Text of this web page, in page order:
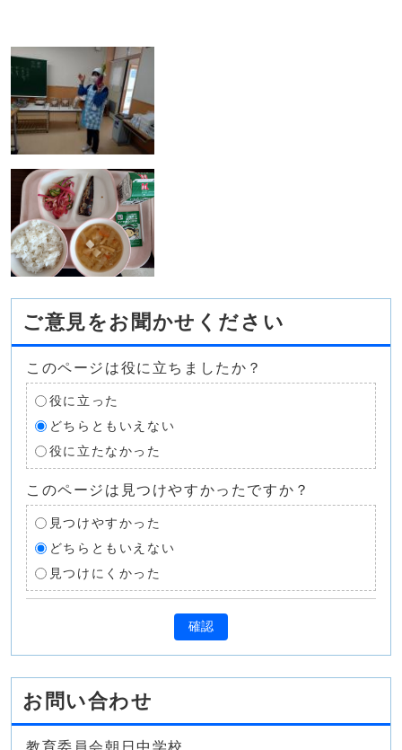
ご意見をお聞かせください
このページは役に立ちましたか？
役に立った
どちらともいえない
役に立たなかった
このページは見つけやすかったですか？
見つけやすかった
どちらともいえない
見つけにくかった
確認
お問い合わせ
教育委員会朝日中学校